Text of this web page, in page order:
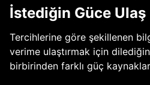
İstediğin Güce Ulaş
Tercihlerine göre şekillenen
verime ulaştırmak için
birbirinden farklı güç